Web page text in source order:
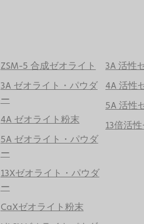
ZSM-5 合成ゼオライト
3A ゼオライト・パウダ
ー
4A ゼオライト粉末
5A ゼオライト・パウダ
ー
13Xゼオライト・パウダ
ー
CaXゼオライト粉末
3A 活性
4A 活性
5A 活性
13倍活